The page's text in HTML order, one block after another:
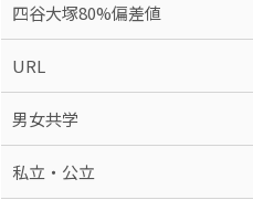
四谷大塚80%偏差値
URL
男女共学
私立・公立